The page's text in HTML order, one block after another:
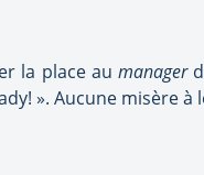
la place aumanager
». Aucune misère à